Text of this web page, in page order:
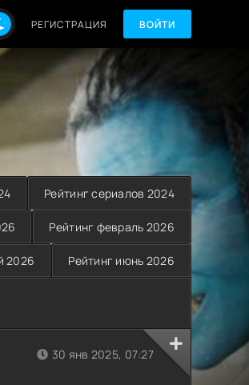
РЕГИСТРАЦИЯ ВОЙТИ
Рейтинг сериалов 2024
Рейтинг февраль 2026
2026 Рейтинг июнь 2026
30 янв 2025, 07:27